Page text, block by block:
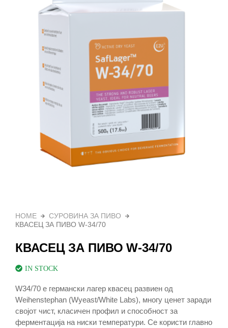
HOME
СУРОВИНА ЗА ПИВО
КВАСЕЦ ЗА ПИВО W-34/70
КВАСЕЦ ЗА ПИВО W-34/70
IN STOCK
W34/70 е германски лагер квасец развиен од
Weihenstephan (Wyeast/White Labs), многу ценет заради
својот чист, класичен профил и способност за
ферментација на ниски температури. Се користи главно